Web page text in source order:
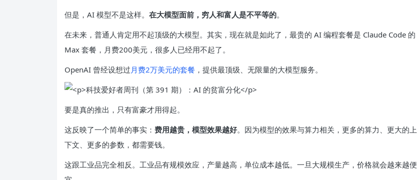
但是，AI 模型不是这样。 在大模型面前，穷人和富人是不平等的。
在未来，普通人肯定用不起顶级的大模型。其实，现在就是如此了，最贵的 AI 编程套餐是 Claude Code 的
Max 套餐，月费200美元，很多人已经用不起了。
OpenAI 曾经设想过月费2万美元的套餐 ，提供最顶级、无限量的大模型服务。
要是真的推出，只有富豪才用得起。
这反映了一个简单的事实： 费用越贵，模型效果越好。因为模型的效果与算力相关，更多的算力、更大的上
下文、更多的参数，都需要钱。
这跟工业品完全相反。工业品有规模效应，产量越高，单位成本越低。一旦大规模生产，价格就会越来越便